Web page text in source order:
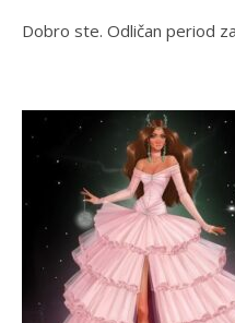
Dobro ste. Odličan period